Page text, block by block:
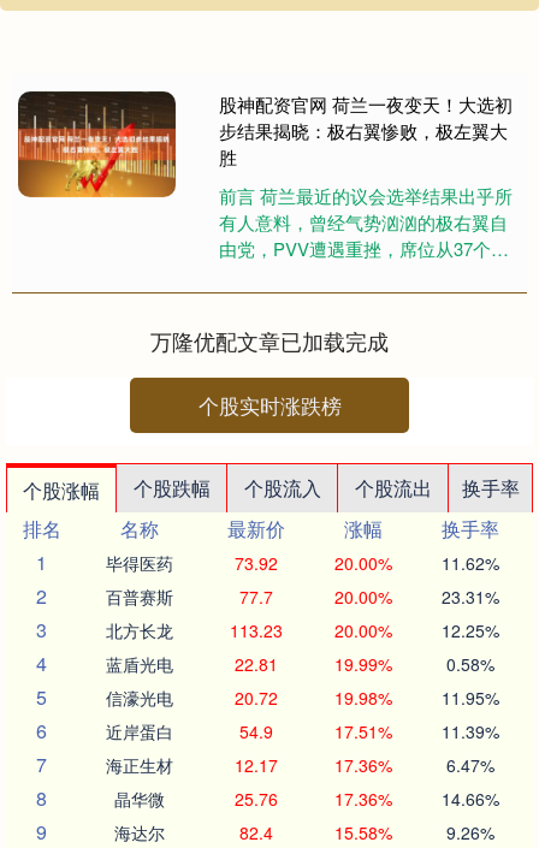
股神配资官网 荷兰一夜变天！大选初
步结果揭晓：极右翼惨败，极左翼大
胜
前言 荷兰最近的议会选举结果出乎所
有人意料，曾经气势汹汹的极右翼自
由党，PVV遭遇重挫，席位从37个掉
D66则意外翻盘，从原本....
万隆优配文章已加载完成
个股实时涨跌榜
个股涨幅 个股跌幅 个股流入 个股流出
换手率
排名
名称 最新价 涨幅
换手率
1
毕得医药 73.92 20.00% 11.62%
2 百普赛斯 77.7 20.00% 23.31%
3 北方长龙 113.23 20.00% 12.25%
4 蓝盾光电 22.81 19.99% 0.58%
5 信濠光电 20.72 19.98% 11.95%
6 近岸蛋白 54.9 17.51% 11.39%
7 海正生材 12.17 17.36% 6.47%
8 晶华微 25.76 17.36% 14.66%
9 海达尔 82.4 15.58% 9.26%